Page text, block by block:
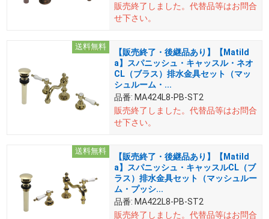
販売終了しました。 代替品等はお問合
せ下さい。
送料無料
【販売終了・後継品あり】【Matild
a】スパニッシュ・キャッスル・ネオ
CL（ブラス）排水金具セット（マッ
シュルーム・...
品番: MA424L8-PB-ST2
販売終了しました。 代替品等はお問合
せ下さい。
送料無料
【販売終了・後継品あり】【Matild
a】スパニッシュ・キャッスルCL（ブ
ラス）排水金具セット（マッシュルー
ム・プッシ...
品番: MA422L8-PB-ST2
販売終了しました。 代替品等はお問合